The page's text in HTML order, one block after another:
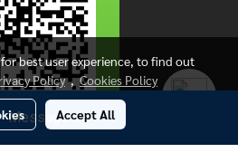
Message Us
thaipropertyinvestor.net
best user experience, to find out
Policy,Cookies Policy
Accept All